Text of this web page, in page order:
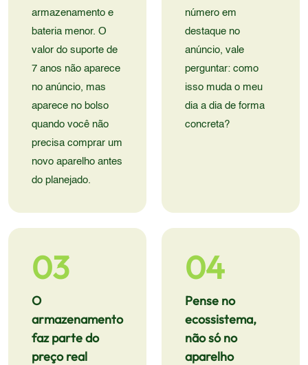
armazenamento e
bateria menor. O
valor do suporte de
7 anos não aparece
no anúncio, mas
aparece no bolso
quando você não
precisa comprar um
novo aparelho antes
do planejado.
número em
destaque no
anúncio, vale
perguntar: como
isso muda o meu
dia a dia de forma
concreta?
03
O
armazenamento
faz parte do
preço real
04
Pense no
ecossistema,
não só no
aparelho